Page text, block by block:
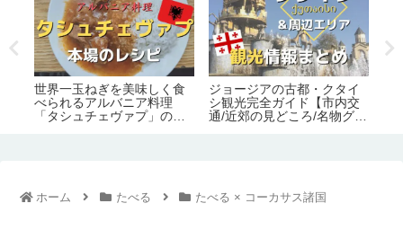
超複雑！イスタンブール4か
所のフェリー港＆乗り場完
全ガイド【運航会社・料
ジョージア料理の本場の味
そのまま！「シュクメル
リ」のレシピ・作り方【の
ホーム たべる たべる × コーカサス諸国